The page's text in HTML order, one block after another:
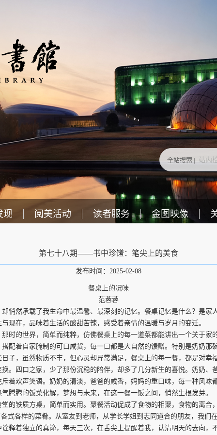
全站搜索 |
现 阅美活动 读者服务 金图映像
第七十八期——书中珍馐：笔尖上的美食
发布时间：2025-02-08
餐桌上的况味
范蓉蓉
然承载了我生命中最温馨、最深刻的记忆。餐桌记忆是什么？是家
现在，品味着生活的酸甜苦辣，感受着亲情的温暖与岁月的变迁。
的世界，简单而纯粹，仿佛餐桌上的每一道菜都能讲出一个关于家
配着自家腌制的可口咸货，每一口都是大自然的馈赠。特别是奶奶
子，虽然物质不丰，但心灵却异常满足，餐桌上的每一餐，都是对幸
四口之家，少了那份沉稳的陪伴，却多了几分新生的喜悦。奶奶、
着欢声笑语。奶奶的清淡，爸爸的咸香，妈妈的重口味，每一种风
腾腾的饭菜化解，梦想与未来，在这一餐一饭之间，悄然生根发芽。
铁质方桌，简单而实用。聚餐活动促成了食物的相聚，食物的离合
式各样的菜肴。从室友到老师，从学长学姐到志同道合的朋友，我们
释着独立的真谛，每天三次，在舌尖上提醒着我，认清明天的去向，